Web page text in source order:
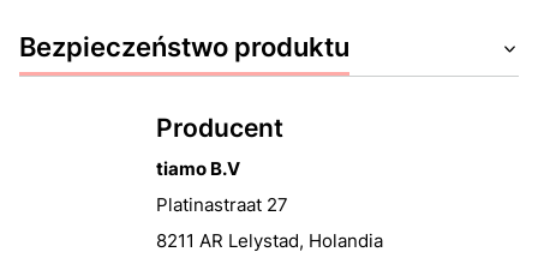
Bezpieczeństwo produktu
Producent
tiamo B.V
Platinastraat 27
8211 AR Lelystad, Holandia